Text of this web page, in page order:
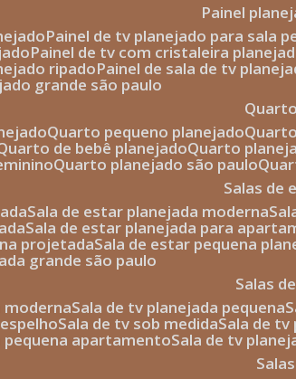
painel
painel de tv planejado para sala
painel de tv com cristaleira
ripado painel de sala de tv
grande são paulo
quarto pequeno planejado
quarto de bebê planejado quarto
quarto planejado são paulo
salas
sala de estar planejada moderna
sala de estar planejada para
projetada sala de estar pequena
grande são paulo
salas
moderna sala de tv planejada pequena
sala de tv sob medida sala de
pequena apartamento sala de tv